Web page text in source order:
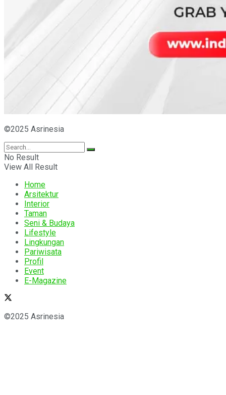
©2025 Asrinesia
No Result
View All Result
Home
Arsitektur
Interior
Taman
Seni & Budaya
Lifestyle
Lingkungan
Pariwisata
Profil
Event
E-Magazine
©2025 Asrinesia